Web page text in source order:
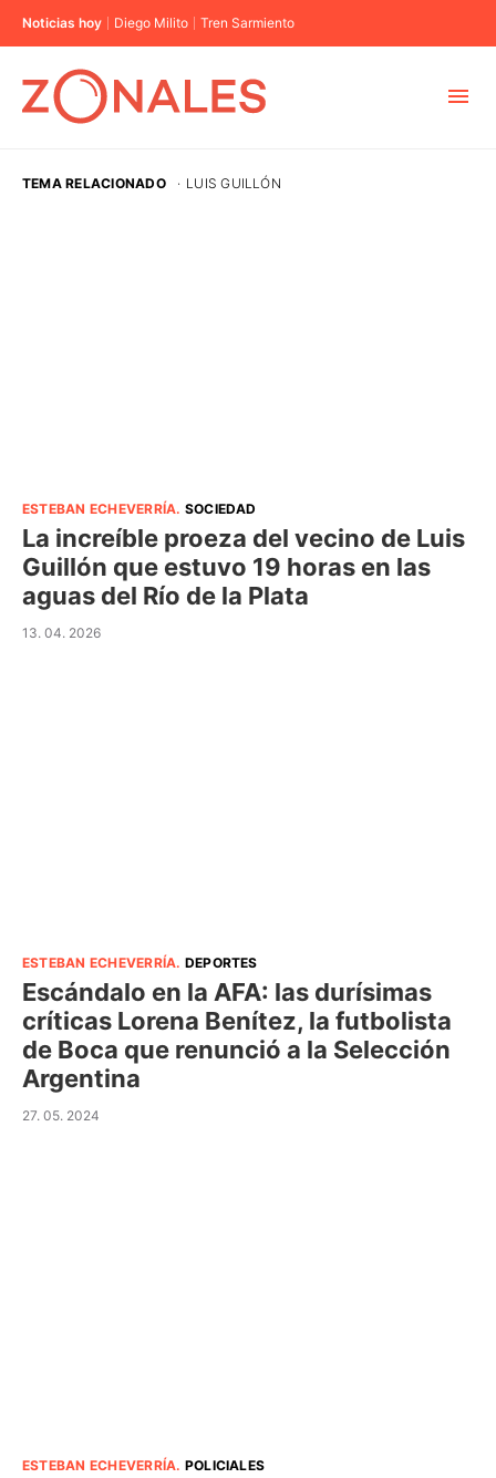
Noticias hoy Diego Milito Tren Sarmiento
TEMA RELACIONADO · LUIS GUILLÓN
ESTEBAN ECHEVERRÍA. SOCIEDAD
La increíble proeza del vecino de Luis
Guillón que estuvo 19 horas en las
aguas del Río de la Plata
13. 04. 2026
ESTEBAN ECHEVERRÍA. DEPORTES
Escándalo en la AFA: las durísimas
críticas Lorena Benítez, la futbolista
de Boca que renunció a la Selección
Argentina
27. 05. 2024
ESTEBAN ECHEVERRÍA. POLICIALES